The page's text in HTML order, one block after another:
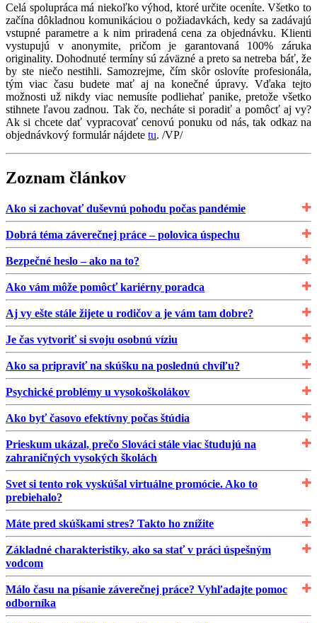
Celá spolupráca má niekoľko výhod, ktoré určite oceníte. Všetko to
začína dôkladnou komunikáciou o požiadavkách, kedy sa zadávajú
vstupné parametre a k nim priradená cena za objednávku. Klienti
vystupujú v anonymite, pričom je garantovaná 100% záruka
originality. Dohodnuté termíny sú záväzné a preto sa netreba báť, že
by ste niečo nestihli. Samozrejme, čím skôr oslovíte profesionála,
tým viac času budete mať aj na konečné úpravy. Vďaka tejto
možnosti už nikdy viac nemusíte podliehať panike, pretože všetko
stihnete ľavou zadnou. Tak čo, necháte si poradiť a pomôcť aj vy?
Ak si chcete dať vypracovať cenovú ponuku od nás, tak odkaz na
objednávkový formulár nájdete tu. /VP/
Zoznam článkov
Ako si zachovať duševnú pohodu počas pandémie
Dobrá téma záverečnej práce – polovica úspechu
Bezpečné heslo – ako na to?
Ako vám môže pomôcť kariérny poradca
Aj vy ešte stále žijete u rodičov a je vám tam dobre?
Je čas vytvoriť si svoju osobnú víziu
Ako sa pripraviť na skúšku na poslednú chvíľu?
Psychické problémy u vysokoškolákov
Ako byť časovo efektívny počas štúdia
Prieskum ukázal, prečo Slováci stále viac študujú na
zahraničných vysokých školách
Svet si tento rok vyskúšal virtuálne promócie. Ako to
prebiehalo?
Máte pred skúškami stres? Takto ho znížite
Základné charakteristiky, ako sa stať v práci úspešným
vodcom
Málo času na písanie záverečnej práce? Vyhľadajte pomoc
odborníka